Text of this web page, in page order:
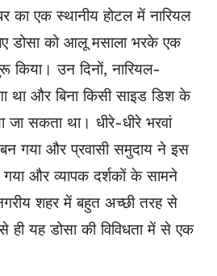
का एक स्थानीय होटल में नारियल
डोसा को आलू मसाला भरके एक
उन दिनों, नारियल-
था और बिना किसी साइड डिश के
जा सकता था। धीरे-धीरे भरवां
गया और प्रवासी समुदाय ने इस
और व्यापक दर्शकों के सामने
शहर में बहुत अच्छी तरह से
ही यह डोसा की विविधता में से एक